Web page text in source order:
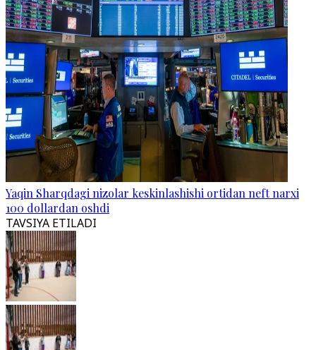
Yaqin Sharqdagi nizolar keskinlashishi ortidan neft narxi
100 dollardan oshdi
TAVSIYA ETILADI